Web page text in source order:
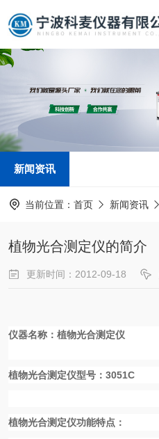
新闻资讯
当前位置： 首页 新闻资讯
植物光合测定仪的简介
更新时间：2012-09-18
仪器名称：植物光合测定仪
植物光合测定仪型号： 3051C
植物光合测定仪功能特点：